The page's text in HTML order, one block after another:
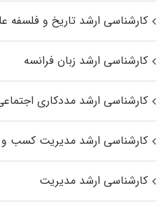
کارشناسی ارشد تاریخ و فلسفه
کارشناسی ارشد زبان فرانسه
کارشناسی ارشد مددکاری
کارشناسی ارشد مدیریت کسب و
کارشناسی ارشد مدیریت